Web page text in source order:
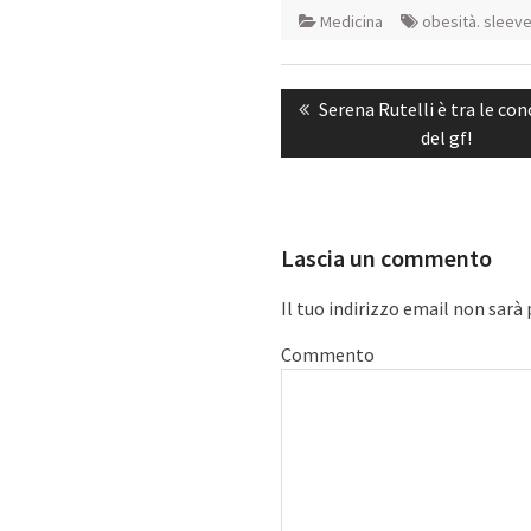
Medicina obesità.
Navigazione
articoli
Previous
Serena Rutelli è tra le
del gf!
Lascia un commento
Il tuo indirizzo email non sarà
Commento